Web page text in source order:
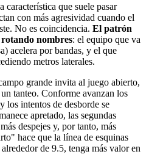
característica que suele pasar
con más agresividad cuando el
No es coincidencia. El patrón
nombres: el equipo que va
acelera por bandas, y el que
metros laterales.
grande invita al juego abierto,
tanteo. Conforme avanzan los
los intentos de desborde se
apretado, las segundas
despejes y, por tanto, más
hace que la línea de esquinas
de 9.5, tenga más valor en